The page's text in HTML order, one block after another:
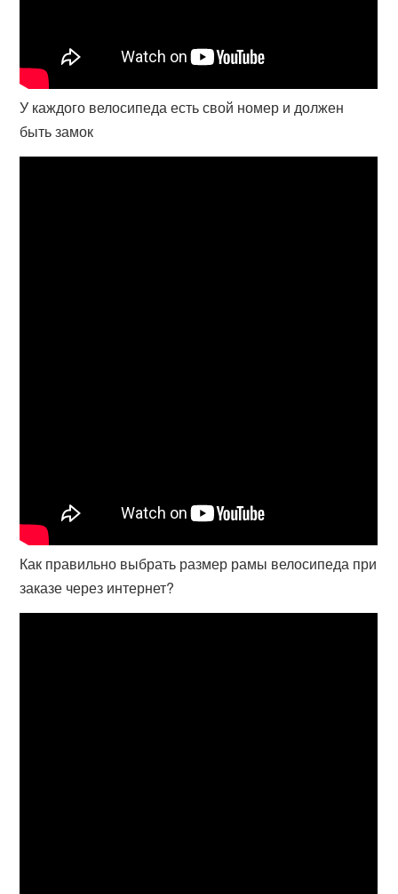
У каждого велосипеда есть свой номер и должен
быть замок
Как правильно выбрать размер рамы велосипеда при
заказе через интернет?